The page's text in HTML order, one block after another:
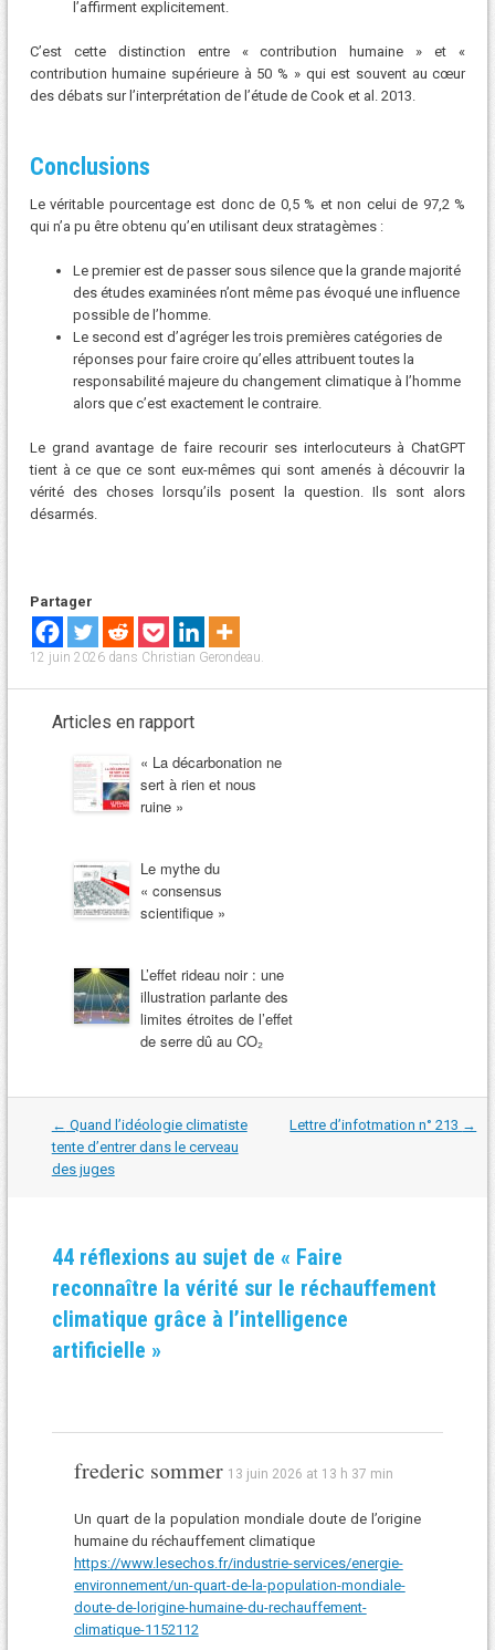
l’affirment explicitement.
C’est cette distinction entre « contribution humaine » et «
contribution humaine supérieure à 50 % » qui est souvent au cœur
des débats sur l’interprétation de l’étude de Cook et al. 2013.
Conclusions
Le véritable pourcentage est donc de 0,5 % et non celui de 97,2 %
qui n’a pu être obtenu qu’en utilisant deux stratagèmes :
Le premier est de passer sous silence que la grande majorité
des études examinées n’ont même pas évoqué une influence
possible de l’homme.
Le second est d’agréger les trois premières catégories de
réponses pour faire croire qu’elles attribuent toutes la
responsabilité majeure du changement climatique à l’homme
alors que c’est exactement le contraire.
Le grand avantage de faire recourir ses interlocuteurs à ChatGPT
tient à ce que ce sont eux-mêmes qui sont amenés à découvrir la
vérité des choses lorsqu’ils posent la question. Ils sont alors
désarmés.
Partager
12 juin 2026dans Christian Gerondeau
Articles en rapport
« La décarbonation ne
sert à rien et nous
ruine »
Le mythe du
« consensus
scientifique »
L’effet rideau noir : une
illustration parlante des
limites étroites de l’effet
de serre dû au CO₂
Navigation
dans
les
articles
← Quand l’idéologie climatiste
tente d’entrer dans le cerveau
des juges
Lettre d’infotmation n° 213 →
44 réflexions au sujet de « Faire
reconnaître la vérité sur le réchauffement
climatique grâce à l’intelligence
artificielle »
frederic sommer 13 juin 2026 at 13 h 37 min
Un quart de la population mondiale doute de l’origine
humaine du réchauffement climatique
https://www.lesechos.fr/industrie-services/energie-
environnement/un-quart-de-la-population-mondiale-
doute-de-lorigine-humaine-du-rechauffement-
climatique-1152112